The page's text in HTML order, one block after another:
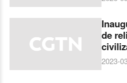
de
en
2023-